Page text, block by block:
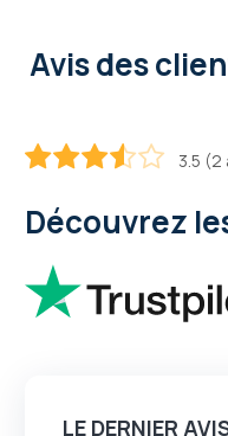
Avis des
3.5 (2
Découvrez
LE DERNIER